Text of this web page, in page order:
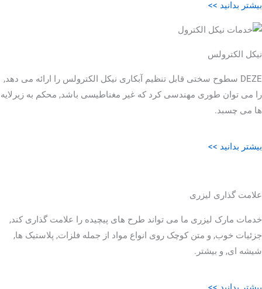
بیشتر بدانید >>
نیکل الکترولس
DEZE سطوح سختی قابل تنظیم آبکاری نیکل الکترولس را ارائه می دهد,
را می توان طوری مهندسی کرد که غیر مغناطیسی باشد, محکم به زیرلایه
ها می چسبد.
بیشتر بدانید >>
علامت گذاری لیزری
خدمات مارک لیزری ما می تواند طرح های پیچیده را علامت گذاری کند,
جزئیات خوب, و متن کوچک روی انواع مواد از جمله فلزات, پلاستیک ها,
شیشه ای, و بیشتر.